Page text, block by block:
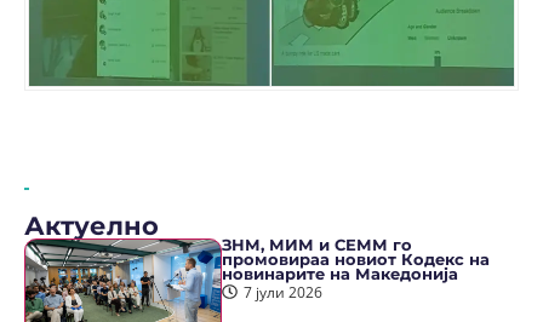
Актуелно
ЗНМ, МИМ и СЕММ го
промовираа новиот Кодекс на
новинарите на Македонија
7 јули 2026